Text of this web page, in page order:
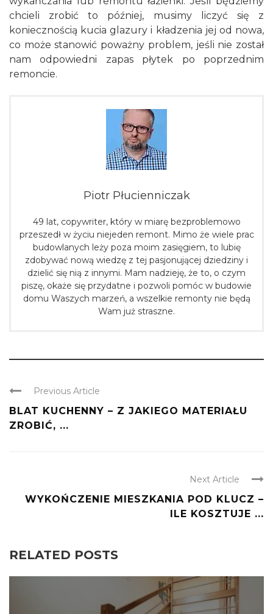
chcieli zrobić to później, musimy liczyć się z
koniecznością kucia glazury i kładzenia jej od nowa,
co może stanowić poważny problem, jeśli nie został
nam odpowiedni zapas płytek po poprzednim
remoncie.
Piotr Płucienniczak
49 lat, copywriter, który w miarę bezproblemowo
przeszedł w życiu niejeden remont. Mimo że wiele prac
budowlanych leży poza moim zasięgiem, to lubię
zdobywać nową wiedzę z tej pasjonującej dziedziny i
dzielić się nią z innymi. Mam nadzieję, że to, o czym
piszę, okaże się przydatne i pozwoli pomóc w budowie
domu Waszych marzeń, a wszelkie remonty nie będą
Wam już straszne.
Previous Article
BLAT KUCHENNY – Z JAKIEGO MATERIAŁU
ZROBIĆ, ...
Next Article
WYKOŃCZENIE MIESZKANIA POD KLUCZ –
ILE KOSZTUJE ...
RELATED POSTS